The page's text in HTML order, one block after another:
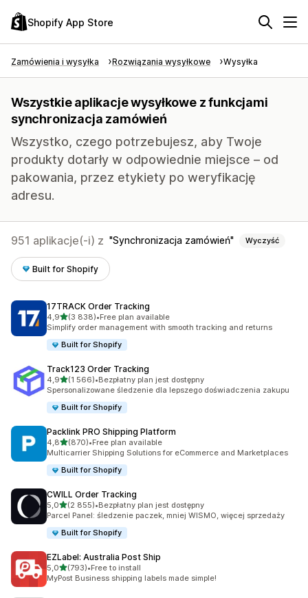
Shopify App Store
Zamówienia i wysyłka Rozwiązania wysyłkowe Wysyłka
Wszystkie aplikacje wysyłkowe z funkcjami
synchronizacja zamówień
Wszystko, czego potrzebujesz, aby Twoje
produkty dotarły w odpowiednie miejsce – od
pakowania, przez etykiety po weryfikację
adresu.
951 aplikacje(-i) z Synchronizacja zamówień Wyczyść
Built for Shopify
17TRACK Order Tracking
4,9na 5 gwiazdek
(3 838)
Łączna liczba recenzji: 3838
•Free plan available
Simplify order management with smooth tracking and returns
Built for Shopify
Track123 Order Tracking
4,9na 5 gwiazdek
(1 566)
Łączna liczba recenzji: 1566
•Bezpłatny plan jest dostępny
Spersonalizowane śledzenie dla lepszego doświadczenia zakupu
Built for Shopify
Packlink PRO Shipping Platform
4,8na 5 gwiazdek
(870)
Łączna liczba recenzji: 870
•Free plan available
Multicarrier Shipping Solutions for eCommerce and Marketplaces
Built for Shopify
CWILL Order Tracking
5,0na 5 gwiazdek
(2 855)
Łączna liczba recenzji: 2855
•Bezpłatny plan jest dostępny
Parcel Panel: śledzenie paczek, mniej WISMO, więcej sprzedaży
Built for Shopify
EZLabel: Australia Post Ship
5,0na 5 gwiazdek
(793)
Łączna liczba recenzji: 793
•Free to install
MyPost Business shipping labels made simple!